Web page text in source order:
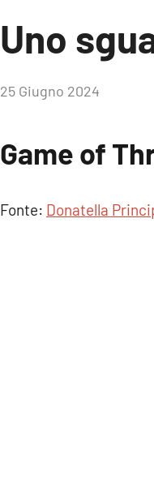
Uno
di
25 Giugno 2024
Game of
Fonte: Donatella